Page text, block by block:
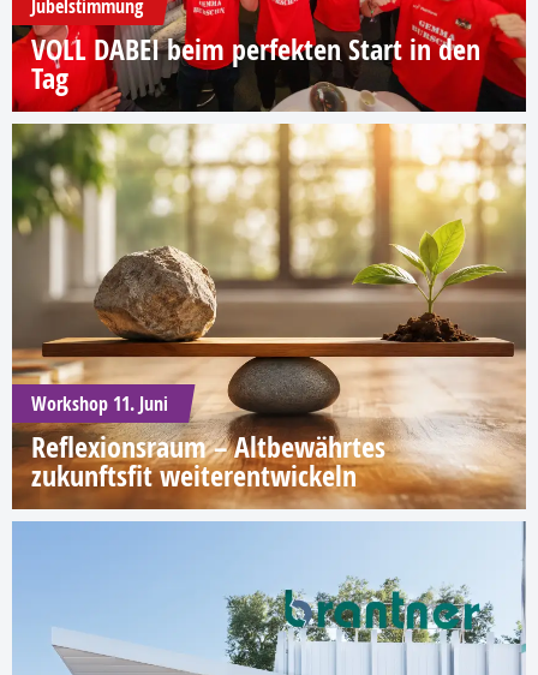
Jubelstimmung
VOLL DABEI beim perfekten Start in den
Tag
Workshop 11. Juni
Reflexionsraum – Altbewährtes
zukunftsfit weiterentwickeln